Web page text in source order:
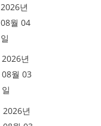
2026년
08월 04
일
2026년
08월 03
일
2026년